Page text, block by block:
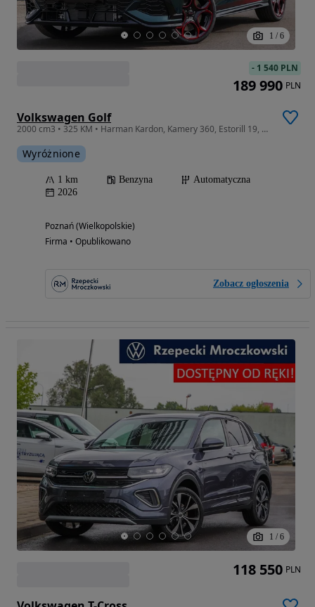
1 / 6
Volkswagen Golf
2000 cm3 • 325 KM • Harman Kardon, Kamery 360, Estorill 19, dostępny od ręki !
Wyróżnione
1 km Benzyna
Automatyczna
2026
Poznań (Wielkopolskie)
Firma • Opublikowano
Zobacz ogłoszenia
- 1 540 PLN
189 990 PLN
1 / 6
118 550 PLN